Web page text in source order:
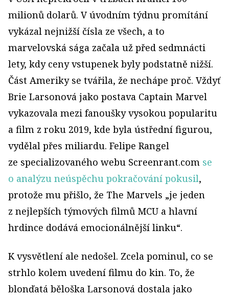
milionů dolarů. V úvodním týdnu promítání
vykázal nejnižší čísla ze všech, a to
marvelovská sága začala už před sedmnácti
lety, kdy ceny vstupenek byly podstatně nižší.
Část Ameriky se tvářila, že nechápe proč. Vždyť
Brie Larsonová jako postava Captain Marvel
vykazovala mezi fanoušky vysokou popularitu
a film z roku 2019, kde byla ústřední figurou,
vydělal přes miliardu. Felipe Rangel
ze specializovaného webu Screenrant.com se
o analýzu neúspěchu pokračování pokusil,
protože mu přišlo, že The Marvels „je jeden
z nejlepších týmových filmů MCU a hlavní
hrdince dodává emocionálnější linku“.
K vysvětlení ale nedošel. Zcela pominul, co se
strhlo kolem uvedení filmu do kin. To, že
blonďatá běloška Larsonová dostala jako